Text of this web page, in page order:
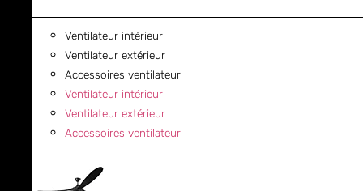
Ventilateur intérieur
Ventilateur extérieur
Accessoires ventilateur
Ventilateur intérieur
Ventilateur extérieur
Accessoires ventilateur